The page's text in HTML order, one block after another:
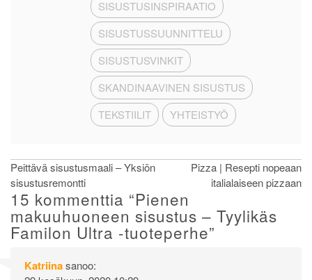
SISUSTUSINSPIRAATIO
SISUSTUSSUUNNITTELU
SISUSTUSVINKIT
SKANDINAAVINEN SISUSTUS
TEKSTIILIT
YHTEISTYÖ
Artikkelien
selaus
Peittävä sisustusmaali – Yksiön
sisustusremontti
Pizza | Resepti nopeaan
italialaiseen pizzaan
15 kommenttia “Pienen
makuuhuoneen sisustus – Tyylikäs
Familon Ultra -tuoteperhe”
Katriinasanoo: